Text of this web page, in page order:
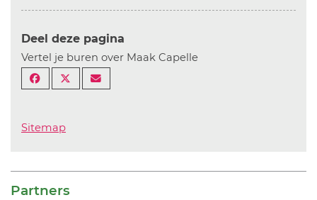
Deel deze pagina
Vertel je buren over Maak Capelle
Sitemap
Partners